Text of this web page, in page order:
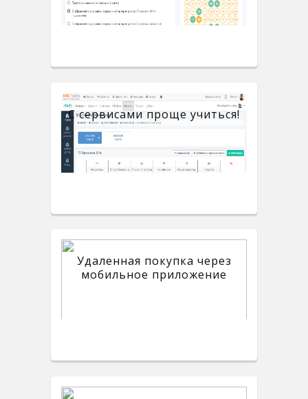
С сервисами проще учиться!
Удаленная покупка через
мобильное приложение